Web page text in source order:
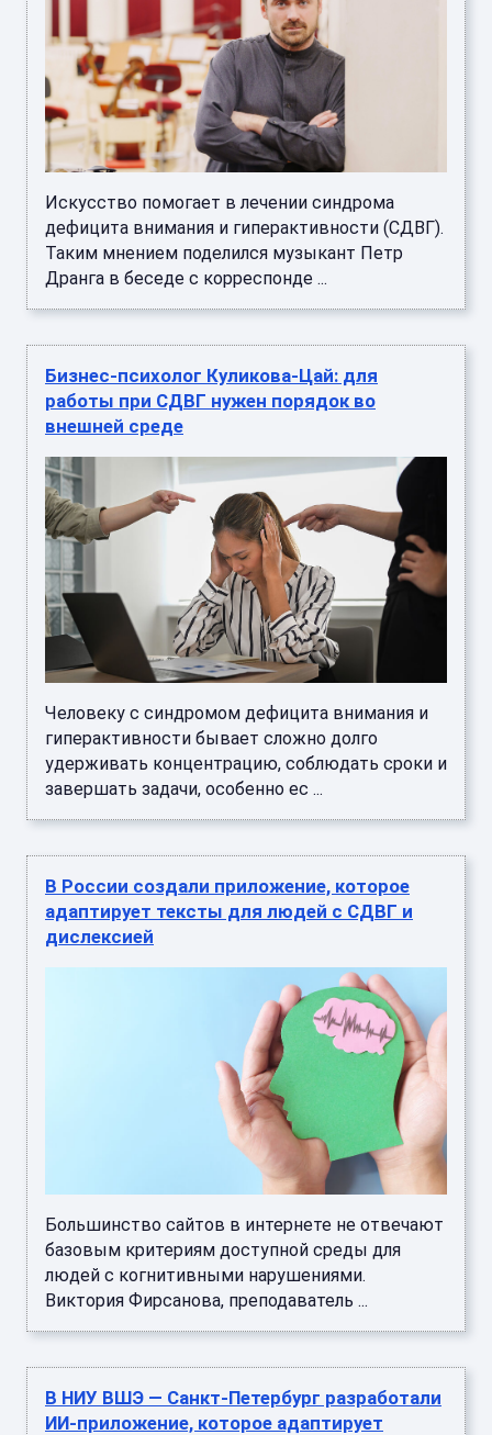
Искусство помогает в лечении синдрома
дефицита внимания и гиперактивности (СДВГ).
Таким мнением поделился музыкант Петр
Дранга в беседе с корреспонде ...
Бизнес-психолог Куликова-Цай: для
работы при СДВГ нужен порядок во
внешней среде
Человеку с синдромом дефицита внимания и
гиперактивности бывает сложно долго
удерживать концентрацию, соблюдать сроки и
завершать задачи, особенно ес ...
В России создали приложение, которое
адаптирует тексты для людей с СДВГ и
дислексией
Большинство сайтов в интернете не отвечают
базовым критериям доступной среды для
людей с когнитивными нарушениями.
Виктория Фирсанова, преподаватель ...
В НИУ ВШЭ — Санкт-Петербург разработали
ИИ-приложение, которое адаптирует